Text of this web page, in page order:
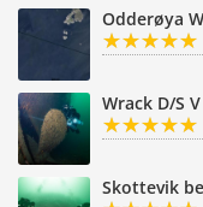
Odderøya
Wrack D/S
Skottevik